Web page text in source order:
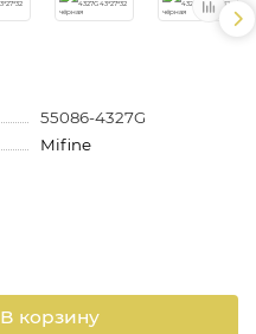
55086-4327G
Mifine
В корзину